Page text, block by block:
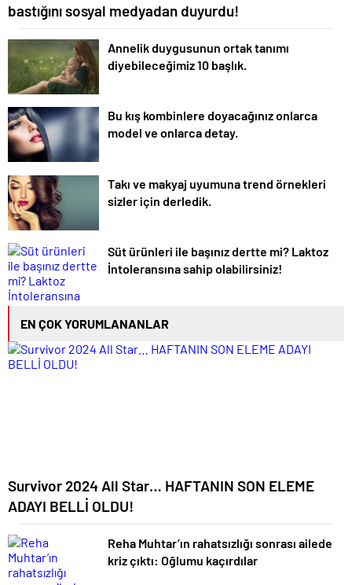
bastığını sosyal medyadan duyurdu!
Annelik duygusunun ortak tanımı
diyebileceğimiz 10 başlık.
Bu kış kombinlere doyacağınız onlarca
model ve onlarca detay.
Takı ve makyaj uyumuna trend örnekleri
sizler için derledik.
Süt ürünleri ile başınız dertte mi? Laktoz
İntoleransına sahip olabilirsiniz!
EN ÇOK YORUMLANANLAR
Survivor 2024 All Star… HAFTANIN SON ELEME
ADAYI BELLİ OLDU!
Reha Muhtar’ın rahatsızlığı sonrası ailede
kriz çıktı: Oğlumu kaçırdılar